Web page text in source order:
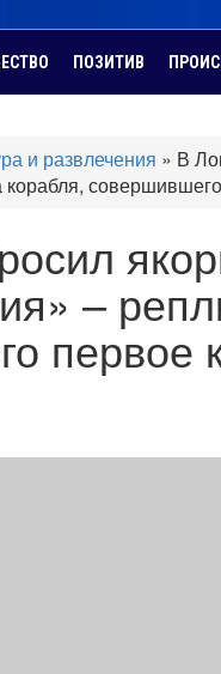
ПОЗИТИВ
и развлечения » В
–
первое